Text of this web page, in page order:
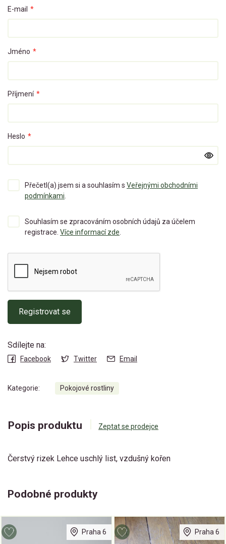
E-mail *
Jméno *
Příjmení *
Heslo *
Přečetl(a) jsem si a souhlasím s Veřejnými obchodními
podmínkami.
Souhlasím se zpracováním osobních údajů za účelem
registrace. Více informací zde.
Registrovat se
Sdílejte na:
Facebook Twitter Email
Kategorie: Pokojové rostliny
Popis produktu Zeptat se prodejce
Čerstvý rizek Lehce uschlý list, vzdušný kořen
Podobné produkty
Praha 6 Praha 6